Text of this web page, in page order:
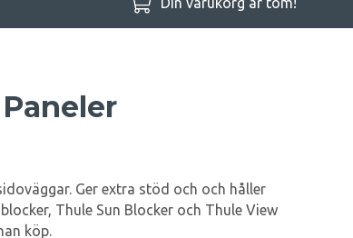
Ger extra stöd och och håller
Thule Sun Blocker och Thule View
köp.